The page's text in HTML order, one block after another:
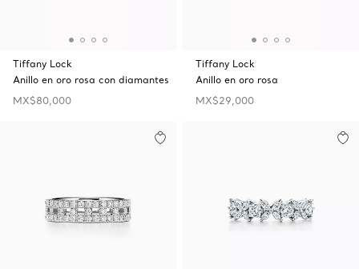
Tiffany Lock
Anillo en oro rosa con diamantes
MX$80,000
Tiffany Lock
Anillo en oro rosa
MX$29,000